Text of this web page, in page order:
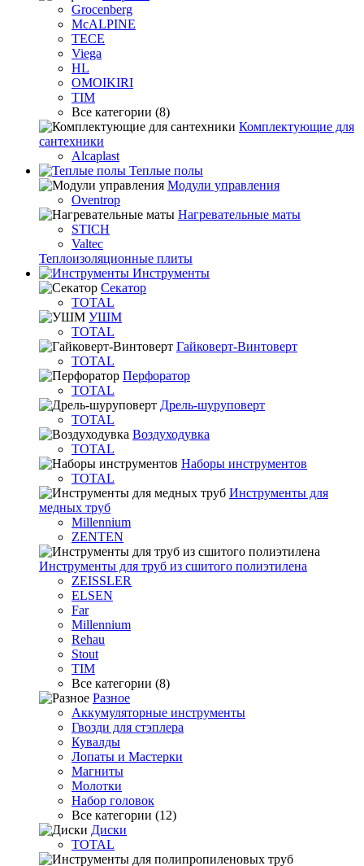
Grocenberg
McALPINE
TECE
Viega
HL
OMOIKIRI
TIM
Все категории (8)
Комплектующие для
сантехники
Alcaplast
Теплые полы
Модули управления
Oventrop
Нагревательные маты
STICH
Valtec
Теплоизоляционные плиты
Инструменты
Секатор
TOTAL
УШМ
TOTAL
Гайковерт-Винтоверт
TOTAL
Перфоратор
TOTAL
Дрель-шуруповерт
TOTAL
Воздуходувка
TOTAL
Наборы инструментов
TOTAL
Инструменты для
медных труб
Millennium
ZENTEN
Инструменты для труб из сшитого полиэтилена
ZEISSLER
ELSEN
Far
Millennium
Rehau
Stout
TIM
Все категории (8)
Разное
Аккумуляторные инструменты
Гвозди для стэплера
Кувалды
Лопаты и Мастерки
Магниты
Молотки
Набор головок
Все категории (12)
Диски
TOTAL